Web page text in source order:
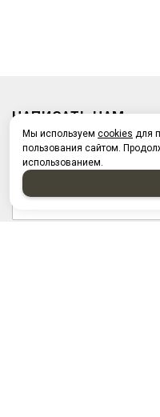
НАПИСАТЬ НАМ
Мы используем cookies для
пользования сайтом.
использованием.